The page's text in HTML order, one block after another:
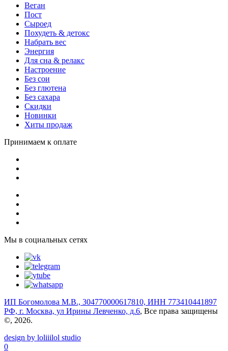
Веган
Пост
Сыроед
Похудеть & детокс
Набрать вес
Энергия
Для сна & релакс
Настроение
Без сои
Без глютена
Без сахара
Скидки
Новинки
Хиты продаж
Принимаем к оплате
Мы в социальных сетях
ИП Богомолова М.В., 304770000617810, ИНН 773410441897
РФ, г. Москва, ул Ирины Левченко, д.6, Все права защищены
©, 2026.
design by loliiilol studio
0